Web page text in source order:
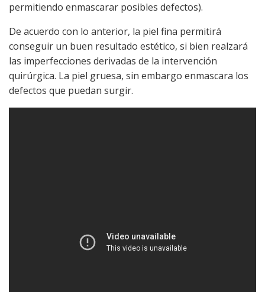
permitiendo enmascarar posibles defectos).
De acuerdo con lo anterior, la piel fina permitirá
conseguir un buen resultado estético, si bien realzará
las imperfecciones derivadas de la intervención
quirúrgica. La piel gruesa, sin embargo enmascara los
defectos que puedan surgir.